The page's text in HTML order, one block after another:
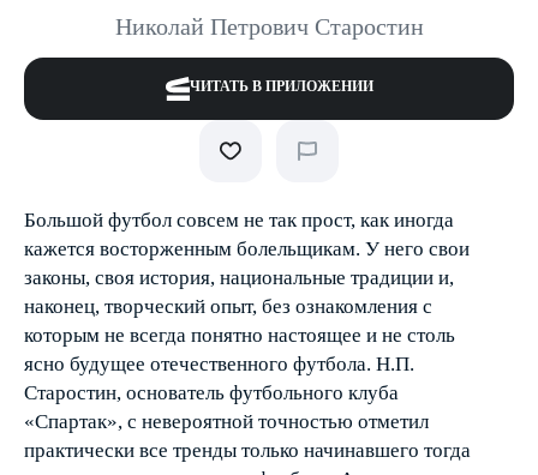
Николай Петрович Старостин
ЧИТАТЬ В ПРИЛОЖЕНИИ
Большой футбол совсем не так прост, как иногда
кажется восторженным болельщикам. У него свои
законы, своя история, национальные традиции и,
наконец, творческий опыт, без ознакомления с
которым не всегда понятно настоящее и не столь
ясно будущее отечественного футбола. Н.П.
Старостин, основатель футбольного клуба
«Спартак», с невероятной точностью отметил
практически все тренды только начинавшего тогда